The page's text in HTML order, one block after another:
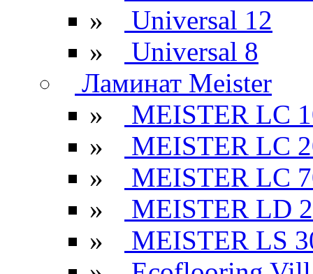
»
Universal 12
»
Universal 8
Ламинат Meister
»
MEISTER LC
»
MEISTER LC
»
MEISTER LC
»
MEISTER LD
»
MEISTER LS